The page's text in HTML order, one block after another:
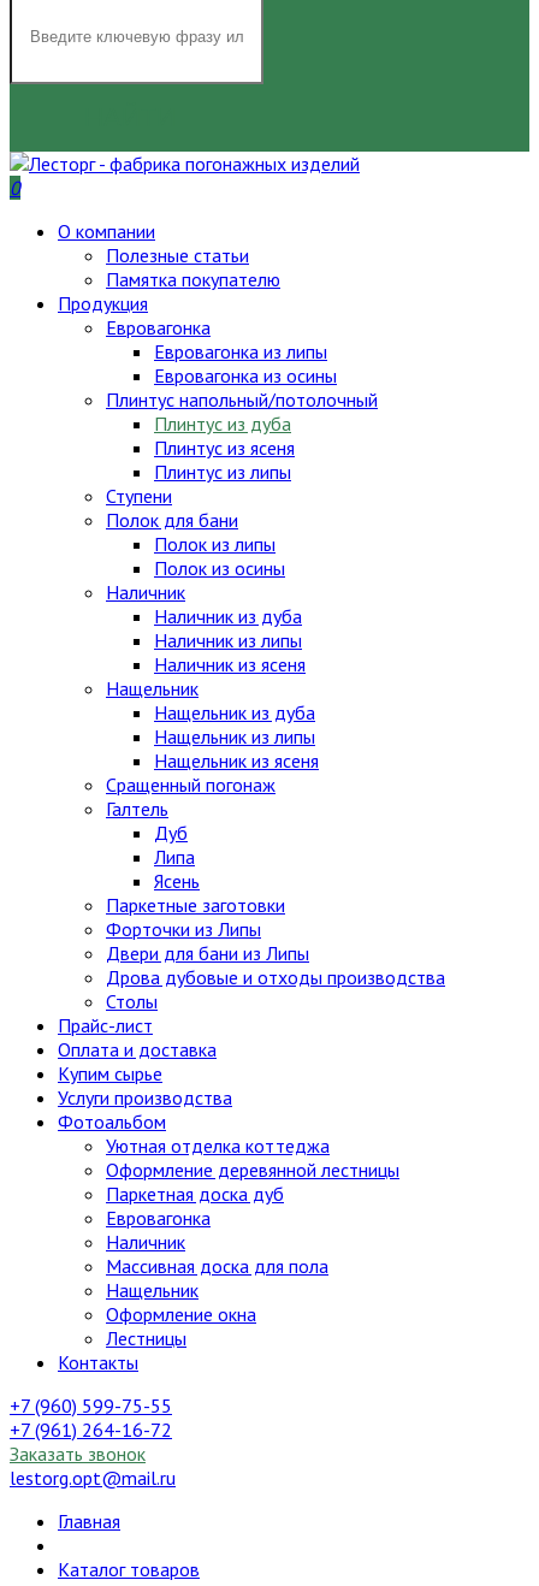
0
О компании
Полезные статьи
Памятка покупателю
Продукция
Евровагонка
Евровагонка из липы
Евровагонка из осины
Плинтус напольный/потолочный
Плинтус из дуба
Плинтус из ясеня
Плинтус из липы
Ступени
Полок для бани
Полок из липы
Полок из осины
Наличник
Наличник из дуба
Наличник из липы
Наличник из ясеня
Нащельник
Нащельник из дуба
Нащельник из липы
Нащельник из ясеня
Сращенный погонаж
Галтель
Дуб
Липа
Ясень
Паркетные заготовки
Форточки из Липы
Двери для бани из Липы
Дрова дубовые и отходы производства
Столы
Прайс-лист
Оплата и доставка
Купим сырье
Услуги производства
Фотоальбом
Уютная отделка коттеджа
Оформление деревянной лестницы
Паркетная доска дуб
Евровагонка
Наличник
Массивная доска для пола
Нащельник
Оформление окна
Лестницы
Контакты
+7 (960) 599-75-55
+7 (961) 264-16-72
Заказать звонок
lestorg.opt@mail.ru
Главная
Каталог товаров